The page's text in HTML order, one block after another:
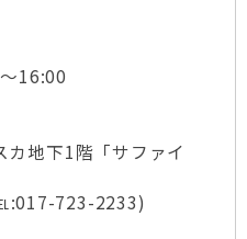
16:00
カ地下1階「サファイ
723-2233)